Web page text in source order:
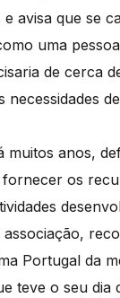
avisa que se
uma
de cerca
necessidades
muitos anos,
os
associação,
Portugal da
teve o seu dia